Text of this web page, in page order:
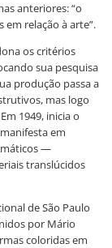
anteriores: “o
relação à arte”.
os critérios
sua pesquisa
produção passa a
mas logo
1949, inicia o
em
—
translúcidos
de São Paulo
por Mário
coloridas em